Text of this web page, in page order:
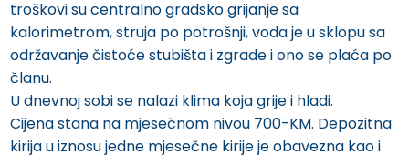
troškovi su centralno gradsko grijanje sa
kalorimetrom, struja po potrošnji, voda je u sklopu sa
održavanje čistoće stubišta i zgrade i ono se plaća po
članu.
U dnevnoj sobi se nalazi klima koja grije i hladi.
Cijena stana na mjesečnom nivou 700-KM. Depozitna
kirija u iznosu jedne mjesečne kirije je obavezna kao i